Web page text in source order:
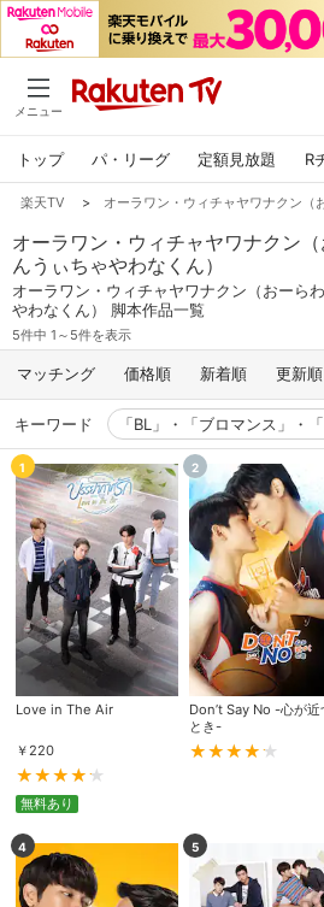
メニュー
トップ パ・リーグ 定額見放題 R
楽天TV > オーラワン・ウィチャヤワナクン（
オーラワン・ウィチャヤワナクン
んうぃちゃやわなくん）
オーラワン・ウィチャヤワナクン（おーら
やわなくん） 脚本作品一覧
5件中 1～5件を表示
マッチング 価格順 新着順 更新順
キーワード 「BL」・「ブロマンス」・
1
Love in The Air
￥ 220
無料あり
2
Don’t Say No -心が近
とき-
4 5